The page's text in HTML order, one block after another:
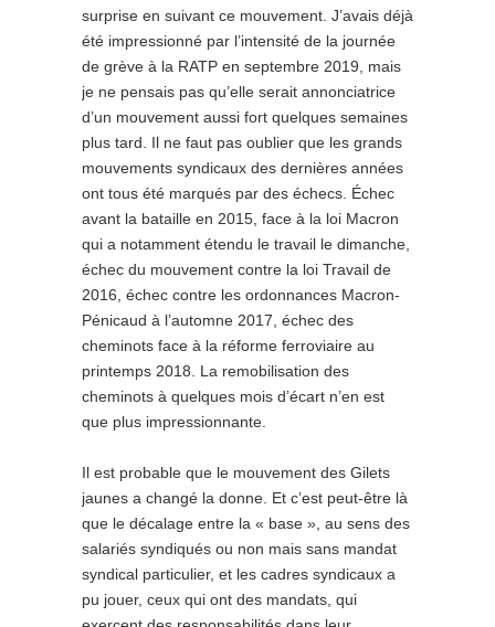
surprise en suivant ce mouvement. J’avais déjà
été impressionné par l’intensité de la journée
de grève à la RATP en septembre 2019, mais
je ne pensais pas qu’elle serait annonciatrice
d’un mouvement aussi fort quelques semaines
plus tard. Il ne faut pas oublier que les grands
mouvements syndicaux des dernières années
ont tous été marqués par des échecs. Échec
avant la bataille en 2015, face à la loi Macron
qui a notamment étendu le travail le dimanche,
échec du mouvement contre la loi Travail de
2016, échec contre les ordonnances Macron-
Pénicaud à l’automne 2017, échec des
cheminots face à la réforme ferroviaire au
printemps 2018. La remobilisation des
cheminots à quelques mois d’écart n’en est
que plus impressionnante.
Il est probable que le mouvement des Gilets
jaunes a changé la donne. Et c’est peut-être là
que le décalage entre la « base », au sens des
salariés syndiqués ou non mais sans mandat
syndical particulier, et les cadres syndicaux a
pu jouer, ceux qui ont des mandats, qui